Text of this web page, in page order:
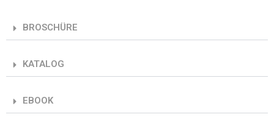
BROSCHÜRE
KATALOG
EBOOK